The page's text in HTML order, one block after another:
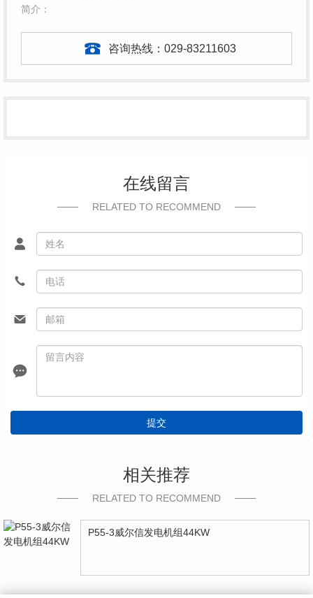
简介：
咨询热线： 029-83211603
在线留言
RELATED TO RECOMMEND
提交
相关推荐
RELATED TO RECOMMEND
P55-3威尔信发电机组44KW